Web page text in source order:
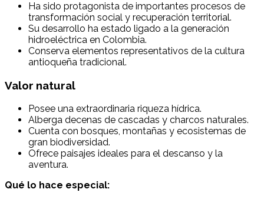
Ha sido protagonista de importantes procesos de
transformación social y recuperación territorial.
Su desarrollo ha estado ligado a la generación
hidroeléctrica en Colombia.
Conserva elementos representativos de la cultura
antioqueña tradicional.
Valor natural
Posee una extraordinaria riqueza hídrica.
Alberga decenas de cascadas y charcos naturales.
Cuenta con bosques, montañas y ecosistemas de
gran biodiversidad.
Ofrece paisajes ideales para el descanso y la
aventura.
Qué lo hace especial: